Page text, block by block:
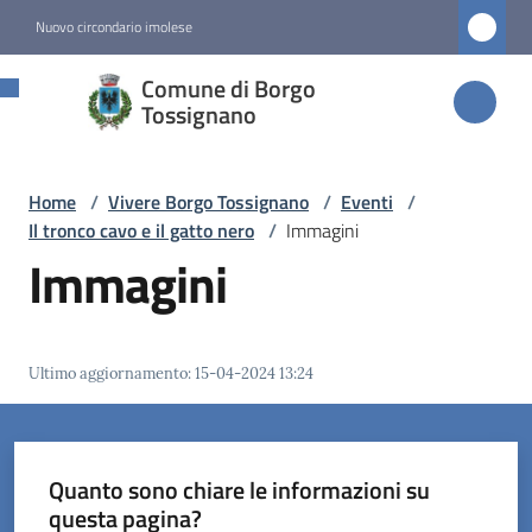
Nuovo circondario imolese
Comune di Borgo
Tossignano
Comune di
Borgo
Servizi
Vivere
Borgo
Tossignano
Home / Vivere Borgo Tossignano / Eventi /
Il tronco cavo e il gatto nero / Immagini
Immagini
Ultimo aggiornamento:15-04-2024 13:24
Quanto sono chiare le informazioni su
questa pagina?